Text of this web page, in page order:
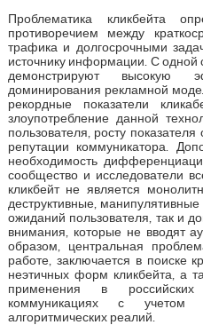
Проблематика кликбейта
противоречием между
трафика и долгосрочными
источнику информации. С одной
демонстрируют высокую
доминирования рекламной
рекордные показатели
злоупотребление данной
пользователя, росту показателя
репутации коммуникатора.
необходимость
сообщество и исследователи
кликбейт не является
деструктивные,
ожиданий пользователя, так и
внимания, которые не вводят
образом, центральная
работе, заключается в поиске
неэтичных форм кликбейта, а
применения в
коммуникациях с учетом
алгоритмических реалий.